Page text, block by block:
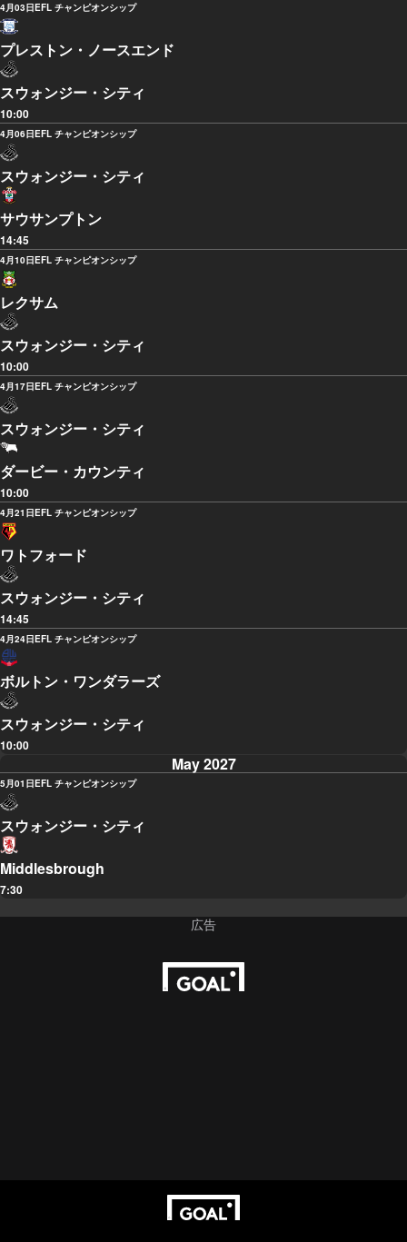
4月03日EFL チャンピオンシップ
プレストン・ノースエンド
スウォンジー・シティ
10:00
4月06日EFL チャンピオンシップ
スウォンジー・シティ
サウサンプトン
14:45
4月10日EFL チャンピオンシップ
レクサム
スウォンジー・シティ
10:00
4月17日EFL チャンピオンシップ
スウォンジー・シティ
ダービー・カウンティ
10:00
4月21日EFL チャンピオンシップ
ワトフォード
スウォンジー・シティ
14:45
4月24日EFL チャンピオンシップ
ボルトン・ワンダラーズ
スウォンジー・シティ
10:00
May 2027
5月01日EFL チャンピオンシップ
スウォンジー・シティ
Middlesbrough
7:30